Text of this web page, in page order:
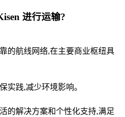
进行运输?
的航线网络,在主要商业枢纽具
实践,减少环境影响。
的解决方案和个性化支持,满足